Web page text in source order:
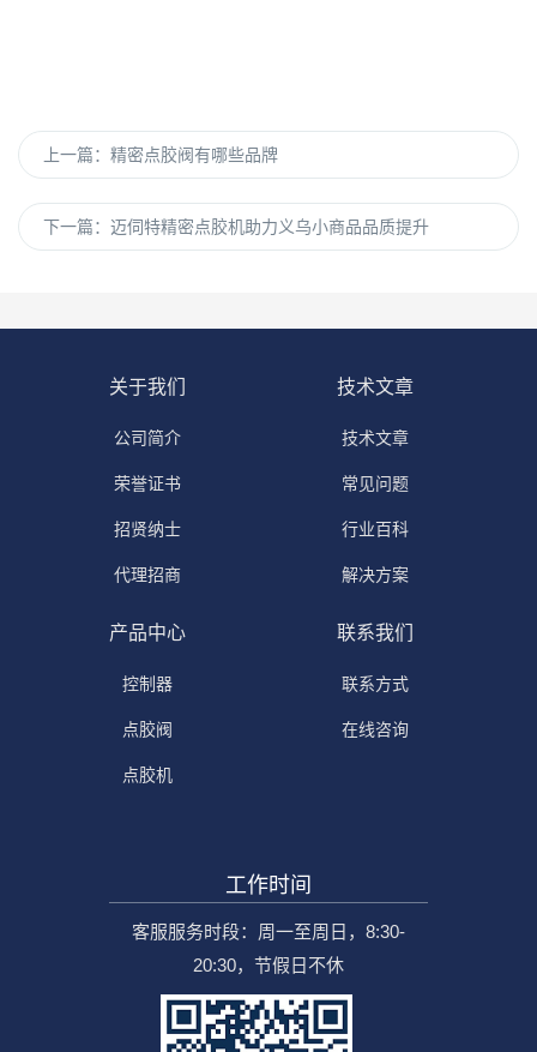
上一篇： 精密点胶阀有哪些品牌
下一篇： 迈伺特精密点胶机助力义乌小商品品质提升
关于我们
公司简介
荣誉证书
招贤纳士
代理招商
技术文章
技术文章
常见问题
行业百科
解决方案
产品中心
控制器
点胶阀
点胶机
联系我们
联系方式
在线咨询
工作时间
客服服务时段：周一至周日，8:30-
20:30，节假日不休